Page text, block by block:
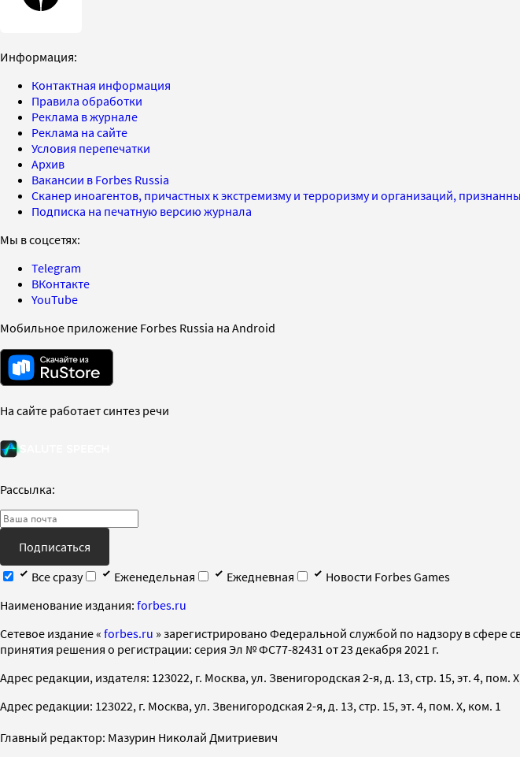
Информация:
Контактная информация
Правила обработки
Реклама в журнале
Реклама на сайте
Условия перепечатки
Архив
Вакансии в Forbes Russia
Сканер иноагентов, причастных к экстремизму и терроризму и организаций,
Подписка на печатную версию журнала
Мы в соцсетях:
Telegram
ВКонтакте
YouTube
Мобильное приложение Forbes Russia на Android
На сайте работает синтез речи
Рассылка:
Подписаться
Все сразу
Еженедельная Ежедневная
Новости Forbes Games
Наименование издания: forbes.ru
Cетевое издание « forbes.ru » зарегистрировано Федеральной службой по надзору в
принятия решения о регистрации: серия Эл № ФС77-82431 от 23 декабря 2021 г.
Адрес редакции, издателя: 123022, г. Москва, ул. Звенигородская 2-я, д. 13, стр. 15, эт. 4, пом.
Адрес редакции: 123022, г. Москва, ул. Звенигородская 2-я, д. 13, стр. 15, эт. 4, пом. X, ком. 1
Главный редактор: Мазурин Николай Дмитриевич